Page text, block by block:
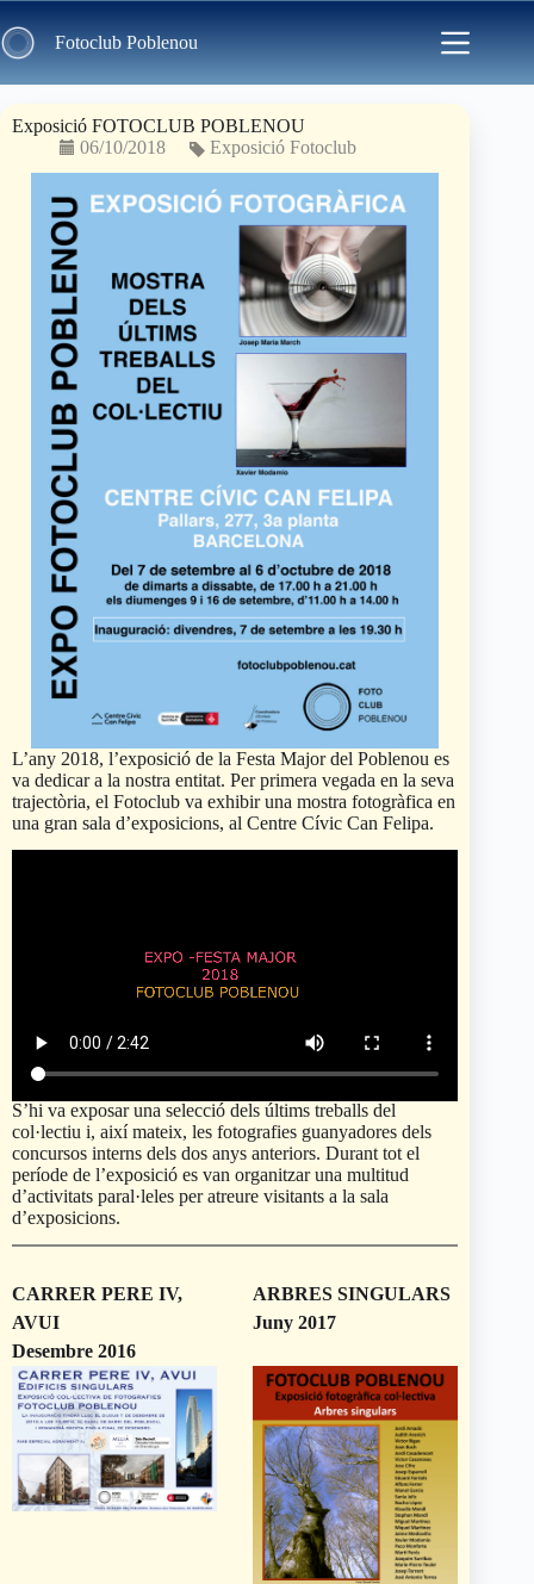
to
content Fotoclub Poblenou
Exposició FOTOCLUB POBLENOU
06/10/2018
Exposició Fotoclub
L’any 2018, l’exposició de la Festa Major del Poblenou es
va dedicar a la nostra entitat. Per primera vegada en la seva
trajectòria, el Fotoclub va exhibir una mostra fotogràfica en
una gran sala d’exposicions, al Centre Cívic Can Felipa.
S’hi va exposar una selecció dels últims treballs del
col·lectiu i, així mateix, les fotografies guanyadores dels
concursos interns dels dos anys anteriors. Durant tot el
període de l’exposició es van organitzar una multitud
d’activitats paral·leles per atreure visitants a la sala
d’exposicions.
CARRER PERE IV,
AVUI
Desembre 2016
ARBRES SINGULARS
Juny 2017